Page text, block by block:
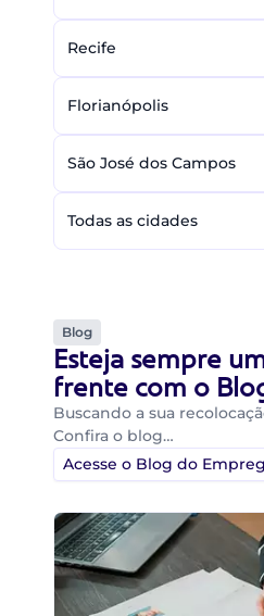
Recife
Florianópolis
São José dos Campos
Todas as cidades
Blog
Esteja sempre
frente com o
Buscando a sua
Confira o blog…
Acesse o Blog do